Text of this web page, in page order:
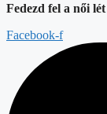
Fedezd fel a női
Facebook-f